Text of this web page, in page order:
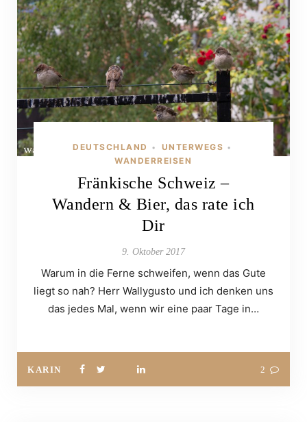
DEUTSCHLAND • UNTERWEGS •
WANDERREISEN
Fränkische Schweiz –
Wandern & Bier, das rate ich
Dir
9. Oktober 2017
Warum in die Ferne schweifen, wenn das Gute
liegt so nah? Herr Wallygusto und ich denken uns
das jedes Mal, wenn wir eine paar Tage in…
KARIN 2